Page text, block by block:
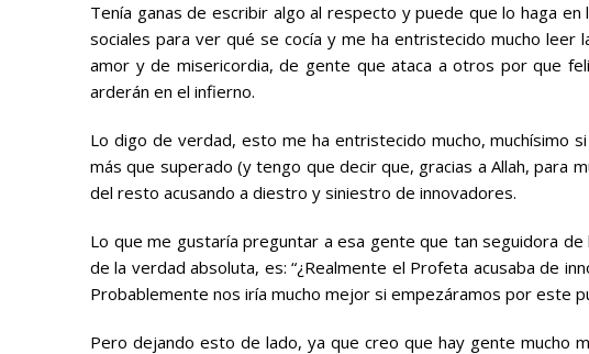
Tenía ganas de escribir algo al respecto y puede que lo haga
sociales para ver qué se cocía y me ha entristecido mucho
amor y de misericordia, de gente que ataca a otros por que
arderán en el infierno.
Lo digo de verdad, esto me ha entristecido mucho, muchísimo
más que superado (y tengo que decir que, gracias a Allah, para
del resto acusando a diestro y siniestro de innovadores.
Lo que me gustaría preguntar a esa gente que tan seguidora de
de la verdad absoluta, es: “¿Realmente el Profeta acusaba de
Probablemente nos iría mucho mejor si empezáramos por este
Pero dejando esto de lado, ya que creo que hay gente mucho